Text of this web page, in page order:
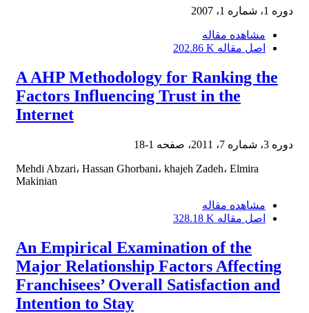
دوره 1، شماره 1، 2007
مشاهده مقاله
اصل مقاله 202.86 K
A AHP Methodology for Ranking the
Factors Influencing Trust in the
Internet
دوره 3، شماره 7، 2011، صفحه 1-18
Mehdi Abzari، Hassan Ghorbani، khajeh Zadeh، Elmira
Makinian
مشاهده مقاله
اصل مقاله 328.18 K
An Empirical Examination of the
Major Relationship Factors Affecting
Franchisees’ Overall Satisfaction and
Intention to Stay